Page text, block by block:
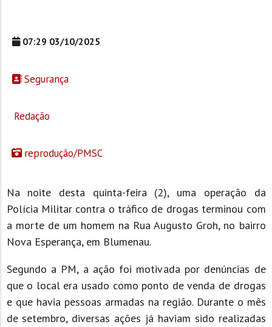
07:29 03/10/2025
Segurança
Redação
reprodução/PMSC
Na noite desta quinta-feira (2), uma operação da
Polícia Militar contra o tráfico de drogas terminou com
a morte de um homem na Rua Augusto Groh, no bairro
Nova Esperança, em Blumenau.
Segundo a PM, a ação foi motivada por denúncias de
que o local era usado como ponto de venda de drogas
e que havia pessoas armadas na região. Durante o mês
de setembro, diversas ações já haviam sido realizadas